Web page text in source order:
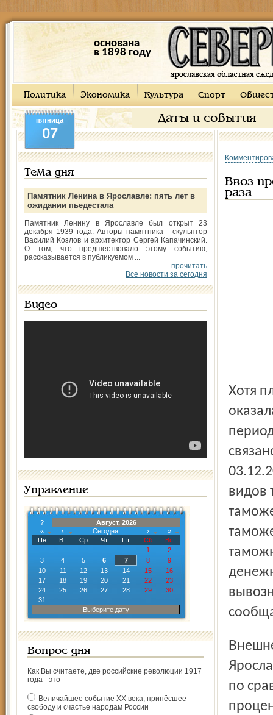
основана
в 1898 году
Политика Экономика Культура Спорт
Даты и события
пятница
07
Тема дня
Памятник Ленина в Ярославле: пять лет в
ожидании пьедестала
Памятник Ленину в Ярославле был открыт 23
декабря 1939 года. Авторы памятника - скульптор
Василий Козлов и архитектор Сергей Капачинский.
О том, что предшествовало этому событию,
рассказывается в публикуемом ...
прочитать
Все новости за сегодня
Видео
Управление
?
Август, 2026
«
‹ Сегодня ›
»
Пн
Вт Ср Чт Пт Сб
Вс
1
2
3
4 5 6 7 8
9
10
11 12 13 14 15
16
17
18 19 20 21 22
23
24
25 26 27 28 29
30
31
Выберите дату
Вопрос дня
Как Вы считаете, две российские революции 1917
года - это
Величайшее событие ХХ века, принёсшее
свободу и счастье народам России
Ввоз
раза
Хотя план и перевыполнен, сумма перечислений
видов
Внешнеторговый оборот в регионе деятельности
по